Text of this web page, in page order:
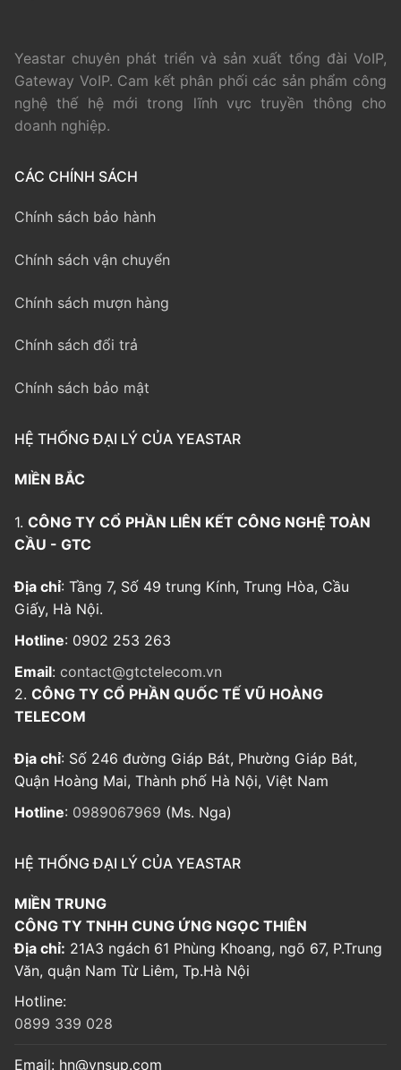
Yeastar chuyên phát triển và sản xuất tổng đài VoIP,
Gateway VoIP. Cam kết phân phối các sản phẩm công
nghệ thế hệ mới trong lĩnh vực truyền thông cho
doanh nghiệp.
CÁC CHÍNH SÁCH
Chính sách bảo hành
Chính sách vận chuyển
Chính sách mượn hàng
Chính sách đổi trả
Chính sách bảo mật
HỆ THỐNG ĐẠI LÝ CỦA YEASTAR
MIỀN BẮC
1. CÔNG TY CỔ PHẦN LIÊN KẾT CÔNG NGHỆ TOÀN
CẦU - GTC
Địa chỉ: Tầng 7, Số 49 trung Kính, Trung Hòa, Cầu
Giấy, Hà Nội.
Hotline: 0902 253 263
Email: contact@gtctelecom.vn
2. CÔNG TY CỔ PHẦN QUỐC TẾ VŨ HOÀNG
TELECOM
Địa chỉ: Số 246 đường Giáp Bát, Phường Giáp Bát,
Quận Hoàng Mai, Thành phố Hà Nội, Việt Nam
Hotline: 0989067969 (Ms. Nga)
HỆ THỐNG ĐẠI LÝ CỦA YEASTAR
MIỀN TRUNG
CÔNG TY TNHH CUNG ỨNG NGỌC THIÊN
Địa chỉ: 21A3 ngách 61 Phùng Khoang, ngõ 67, P.Trung
Văn, quận Nam Từ Liêm, Tp.Hà Nội
Hotline:
0899 339 028
Email: hn@vnsup.com